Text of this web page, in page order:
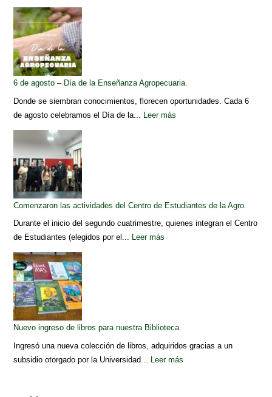
6 de agosto – Día de la Enseñanza Agropecuaria.
Donde se siembran conocimientos, florecen oportunidades. Cada 6
de agosto celebramos el Día de la...
Leer más
Comenzaron las actividades del Centro de Estudiantes de la Agro.
Durante el inicio del segundo cuatrimestre, quienes integran el Centro
de Estudiantes (elegidos por el... Leer más
Nuevo ingreso de libros para nuestra Biblioteca.
Ingresó una nueva colección de libros, adquiridos gracias a un
subsidio otorgado por la Universidad...
Leer más